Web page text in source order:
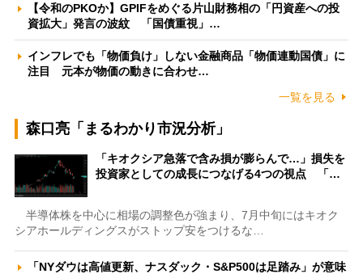
【令和のPKOか】GPIFをめぐる片山財務相の「円資産への投
資拡大」発言の波紋 「国債重視」…
インフレでも「物価負け」しない金融商品「物価連動国債」に
注目 元本が物価の動きに合わせ…
一覧を見る
森口亮「まるわかり市況分析」
「キオクシア急落で含み損が膨らんで…」損失を
投資家としての成長につなげる4つの視点 「…
半導体株を中心に相場の調整色が強まり、7月中旬にはキオク
シアホールディングスがストップ安をつけるな…
「NYダウは高値更新、ナスダック・S&P500は足踏み」が意味